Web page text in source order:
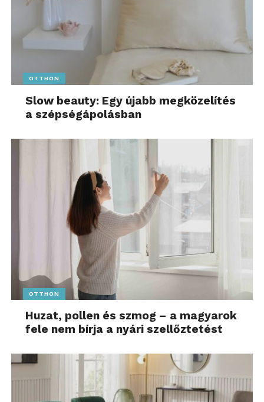
OTTHON
Slow beauty: Egy újabb megközelítés
a szépségápolásban
OTTHON
Huzat, pollen és szmog – a magyarok
fele nem bírja a nyári szellőztetést